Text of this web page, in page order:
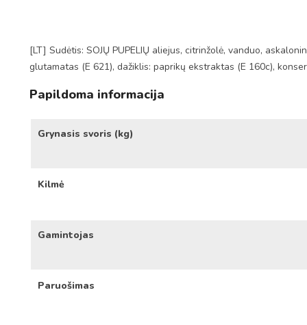
[LT] Sudėtis: SOJŲ PUPELIŲ aliejus, citrinžolė, vanduo,
glutamatas (E 621), dažiklis: paprikų ekstraktas (E 160c),
Papildoma informacija
Grynasis svoris (kg)
Kilmė
Gamintojas
Paruošimas